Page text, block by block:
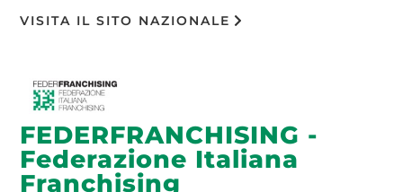
VISITA IL SITO NAZIONALE
FEDERFRANCHISING -
Federazione Italiana
Franchising